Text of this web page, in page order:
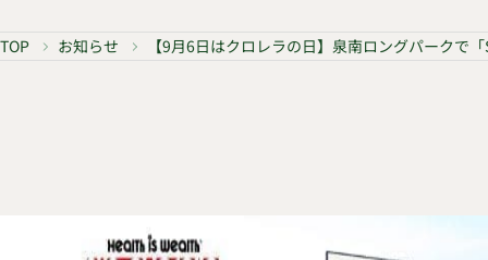
TOP お知らせ 【9月6日はクロレラの日】泉南ロングパークで